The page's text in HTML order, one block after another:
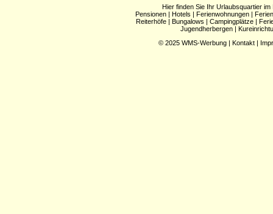
Hier finden Sie Ihr Urlaubsquartier im
Pensionen| Hotels | Ferienwohnungen|
Reiterhöfe | Bungalows | Campingplätze |
Jugendherbergen |
© 2025 WMS-Werbung | Kontakt |